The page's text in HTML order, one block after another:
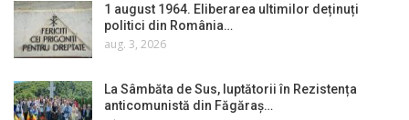
1 august 1964. Eliberarea ultimilor deținuți
politici din România…
aug. 3, 2026
La Sâmbăta de Sus, luptătorii în Rezistența
anticomunistă din Făgăraș…